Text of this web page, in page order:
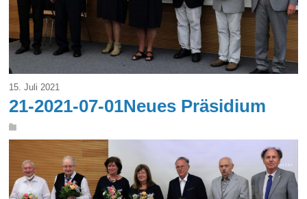
15. Juli 2021
21-2021-07-01Neues Präsidium